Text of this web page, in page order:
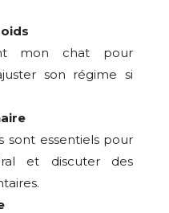
mon chat pour
son régime si
sont essentiels pour
et discuter des